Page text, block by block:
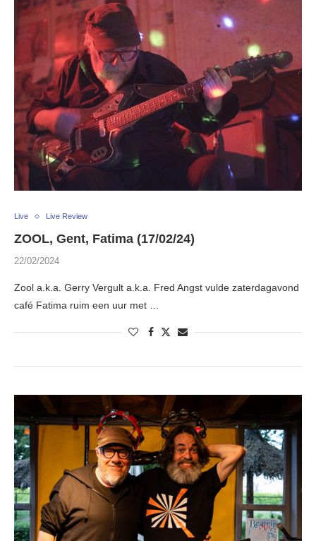
Live Live Review
ZOOL, Gent, Fatima (17/02/24)
22/02/2024
Zool a.k.a. Gerry Vergult a.k.a. Fred Angst vulde zaterdagavond
café Fatima ruim een uur met …